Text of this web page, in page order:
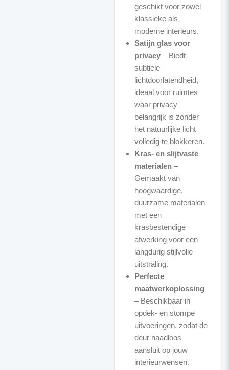
geschikt voor zowel
klassieke als
moderne interieurs.
Satijn glas voor
privacy– Biedt
subtiele
lichtdoorlatendheid,
ideaal voor ruimtes
waar privacy
belangrijk is zonder
het natuurlijke licht
volledig te blokkeren.
Kras- en slijtvaste
materialen–
Gemaakt van
hoogwaardige,
duurzame materialen
met een
krasbestendige
afwerking voor een
langdurig stijlvolle
uitstraling.
Perfecte
maatwerkoplossing
– Beschikbaar in
opdek- en stompe
uitvoeringen, zodat de
deur naadloos
aansluit op jouw
interieurwensen.